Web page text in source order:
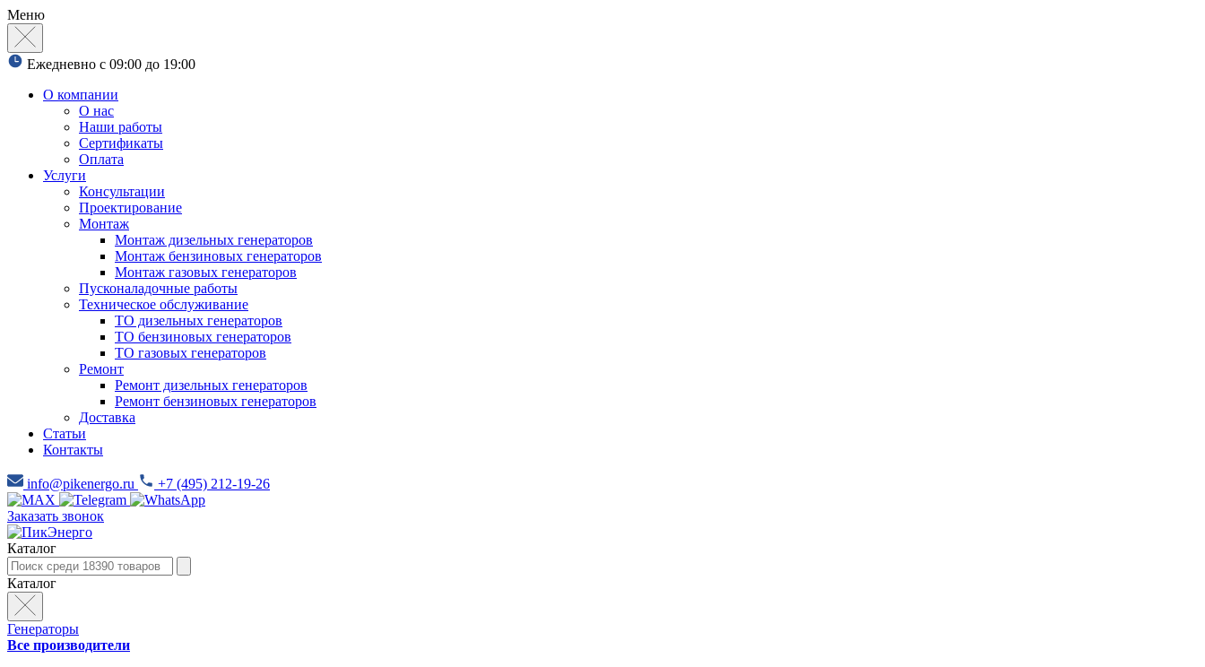
Меню
Ежедневно с 09:00 до 19:00
О компании
О нас
Наши работы
Сертификаты
Оплата
Услуги
Консультации
Проектирование
Монтаж
Монтаж дизельных генераторов
Монтаж бензиновых генераторов
Монтаж газовых генераторов
Пусконаладочные работы
Техническое обслуживание
ТО дизельных генераторов
ТО бензиновых генераторов
ТО газовых генераторов
Ремонт
Ремонт дизельных генераторов
Ремонт бензиновых генераторов
Доставка
Статьи
Контакты
info@pikenergo.ru +7 (495) 212-19-26
Заказать звонок
Каталог
Каталог
Генераторы
Все производители